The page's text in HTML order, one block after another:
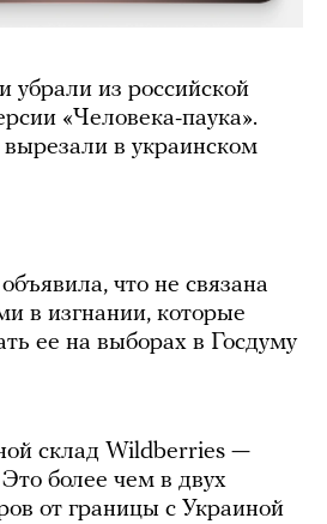
из российской
«Человека-паука».
в украинском
что не связана
в изгнании, которые
ее на выборах в Госдуму
склад Wildberries —
более чем в двух
от границы с Украиной